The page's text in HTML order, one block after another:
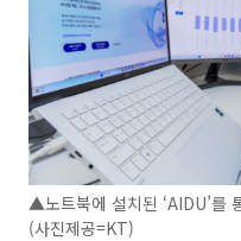
▲노트북에 설치된 ‘AIDU’를
(사진제공=KT)